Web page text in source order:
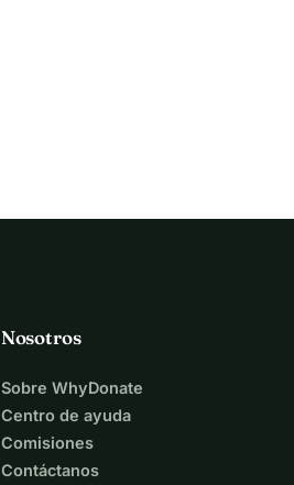
Nosotros
Sobre WhyDonate
Centro de ayuda
Comisiones
Contáctanos